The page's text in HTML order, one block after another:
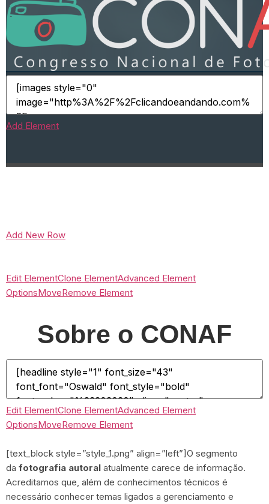
Add Element
Add New Row
Edit ElementClone ElementAdvanced Element
OptionsMoveRemove Element
Sobre o CONAF
Edit ElementClone ElementAdvanced Element
OptionsMoveRemove Element
[text_block style=”style_1.png” align=”left”]O segmento
da fotografia autoral atualmente carece de informação.
Acreditamos que, além de conhecimentos técnicos é
necessário conhecer temas ligados a gerenciamento e